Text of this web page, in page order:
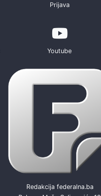
Prijava
Youtube
Redakcija federalna.ba